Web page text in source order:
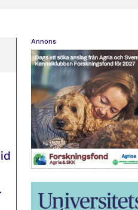
Annons